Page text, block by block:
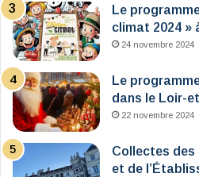
Le
climat 2024 »
24 novembre 2024
Le
dans le Loir-
22 novembre 2024
Collectes des
et de